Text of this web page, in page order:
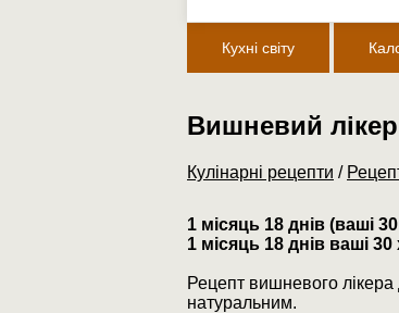
Кухні світу
Вишневий лікер
Кулінарні рецепти /
1 місяць 18 днів (ваші
1 місяць 18 днів ваші 30
Рецепт вишневого
натуральним.